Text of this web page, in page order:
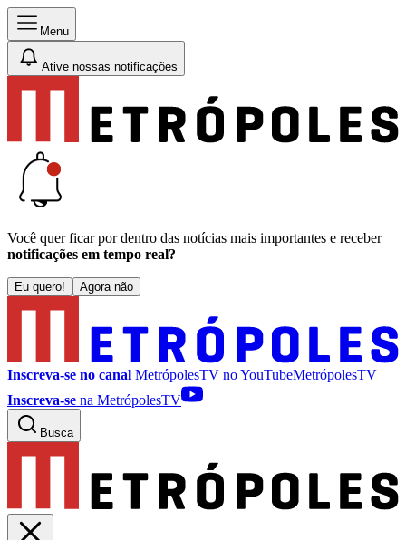
Menu
Ative nossas notificações
Você quer ficar por dentro das notícias mais importantes e receber
notificações em tempo real?
Eu quero! Agora não
Inscreva-se no canal MetrópolesTV noYouTubeMetrópolesTV
Inscreva-se na MetrópolesTV
Busca